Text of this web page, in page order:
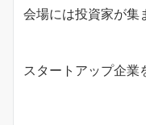
会場には投資家が集
スタートアップ企業